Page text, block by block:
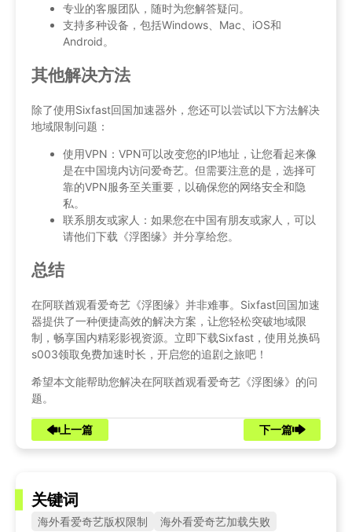
专业的客服团队，随时为您解答疑问。
支持多种设备，包括Windows、Mac、iOS和
Android。
其他解决方法
除了使用Sixfast回国加速器外，您还可以尝试以下方法解决
地域限制问题：
使用VPN：VPN可以改变您的IP地址，让您看起来像
是在中国境内访问爱奇艺。但需要注意的是，选择可
靠的VPN服务至关重要，以确保您的网络安全和隐
私。
联系朋友或家人：如果您在中国有朋友或家人，可以
请他们下载《浮图缘》并分享给您。
总结
在阿联酋观看爱奇艺《浮图缘》并非难事。Sixfast回国加速
器提供了一种便捷高效的解决方案，让您轻松突破地域限
制，畅享国内精彩影视资源。立即下载Sixfast，使用兑换码
s003领取免费加速时长，开启您的追剧之旅吧！
希望本文能帮助您解决在阿联酋观看爱奇艺《浮图缘》的问
题。
上一篇 下一篇
关键词
海外看爱奇艺版权限制 海外看爱奇艺加载失败